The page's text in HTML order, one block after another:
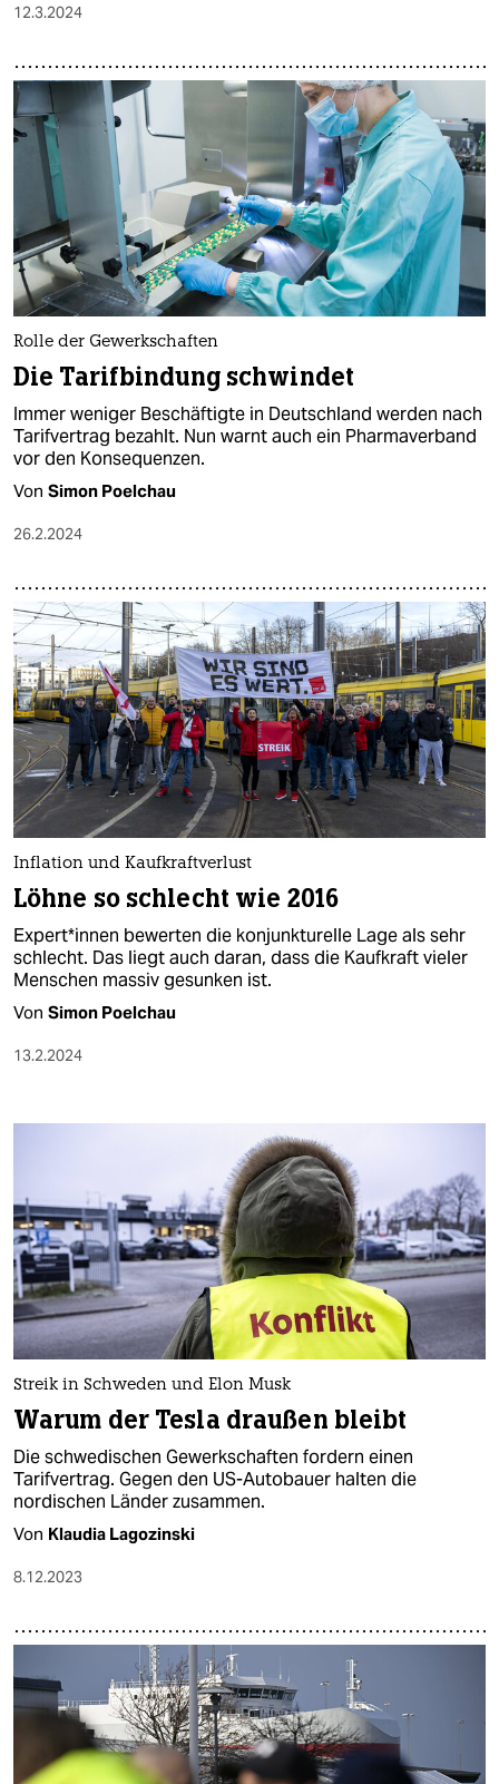
12.3.2024
Rolle der Gewerkschaften
Die Tarifbindung schwindet
Immer weniger Beschäftigte in Deutschland werden nach
Tarifvertrag bezahlt. Nun warnt auch ein Pharmaverband
vor den Konsequenzen.
Von Simon Poelchau
26.2.2024
Inflation und Kaufkraftverlust
Löhne so schlecht wie 2016
Ex­per­t*in­nen bewerten die konjunkturelle Lage als sehr
schlecht. Das liegt auch daran, dass die Kaufkraft vieler
Menschen massiv gesunken ist.
Von Simon Poelchau
13.2.2024
Streik in Schweden und Elon Musk
Warum der Tesla draußen bleibt
Die schwedischen Gewerkschaften fordern einen
Tarifvertrag. Gegen den US-Autobauer halten die
nordischen Länder zusammen.
Von Klaudia Lagozinski
8.12.2023